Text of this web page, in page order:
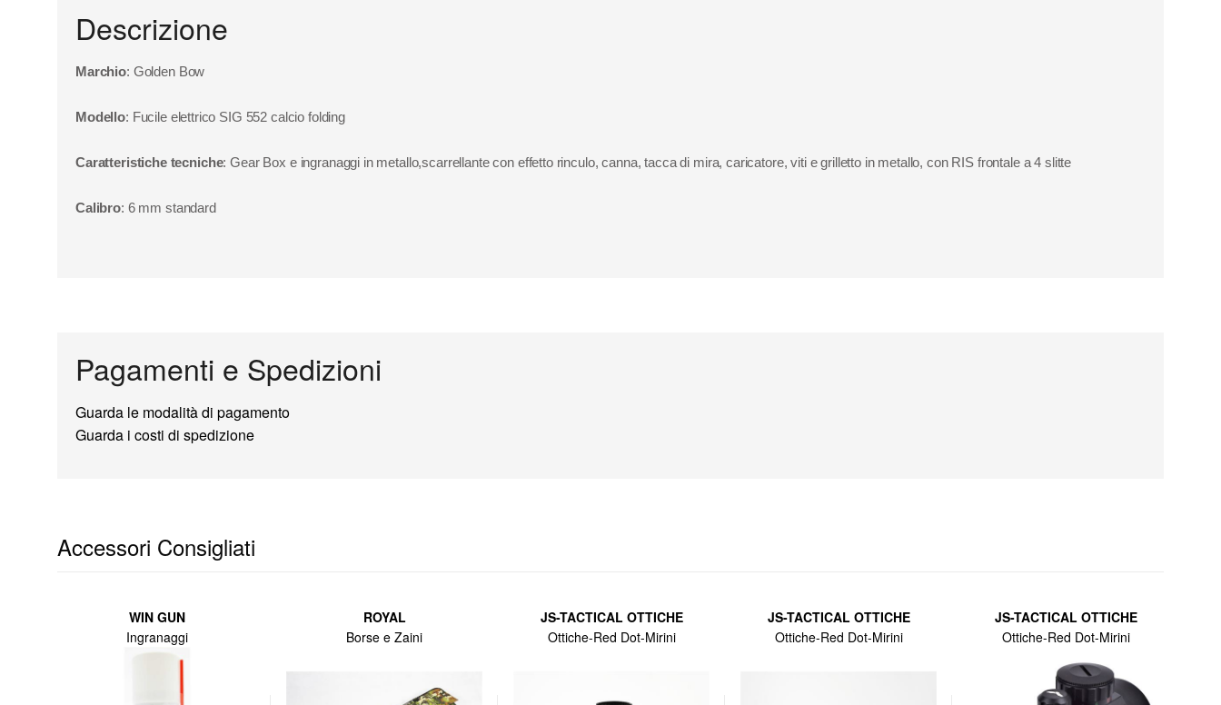
Descrizione
Marchio: Golden Bow
Modello: Fucile elettrico SIG 552 calcio folding
Caratteristiche tecniche: Gear Box e ingranaggi in metallo,scarrellante con effetto rinculo, canna, tacca di mira, caricatore, viti e grilletto in metallo, con RIS frontale a 4 slitte
Calibro: 6 mm standard
Velocità uscita pallino : 95 metri al secondo (prova eseguita con pallini 0,23)
Sparo: singolo o a raffica in automatico
Pagamenti e Spedizioni
Guarda le modalità di pagamento
Guarda i costi di spedizione
Accessori Consigliati
WIN GUN
Ingranaggi
ROYAL
Borse e Zaini
JS-TACTICAL OTTICHE
Ottiche-Red Dot-Mirini
JS-TACTICAL OTTICHE
Ottiche-Red Dot-Mirini
JS-TACTICAL OTTICHE
Ottiche-Red Dot-Mirini